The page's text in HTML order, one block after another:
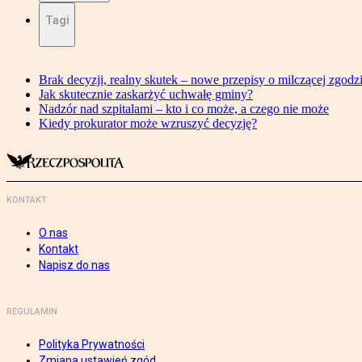
Tagi
Brak decyzji, realny skutek – nowe przepisy o milczącej
Jak skutecznie zaskarżyć uchwałę gminy?
Nadzór nad szpitalami – kto i co może, a czego nie może
Kiedy prokurator może wzruszyć decyzję?
KONTAKT
O nas
Kontakt
Napisz do nas
REGULAMIN
Polityka Prywatności